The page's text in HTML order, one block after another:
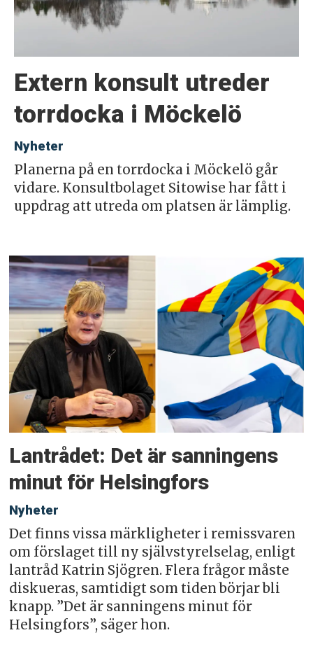
Extern konsult utreder
torrdocka i Möckelö
Nyheter
Planerna på en torrdocka i Möckelö går
vidare. Konsultbolaget Sitowise har fått i
uppdrag att utreda om platsen är lämplig.
Lantrådet: Det är sanningens
minut för Helsingfors
Nyheter
Det finns vissa märkligheter i remissvaren
om förslaget till ny självstyrelselag, enligt
lantråd Katrin Sjögren. Flera frågor måste
diskueras, samtidigt som tiden börjar bli
knapp. ”Det är sanningens minut för
Helsingfors”, säger hon.